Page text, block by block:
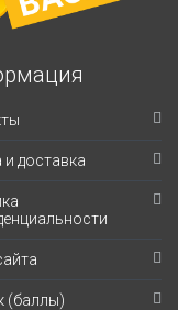
и доставка
(баллы)